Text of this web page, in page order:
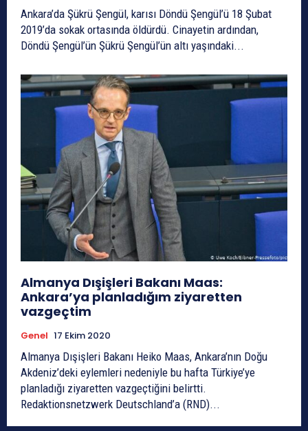
Ankara’da Şükrü Şengül, karısı Döndü Şengül’ü 18 Şubat
2019’da sokak ortasında öldürdü. Cinayetin ardından,
Döndü Şengül’ün Şükrü Şengül’ün altı yaşındaki...
Almanya Dışişleri Bakanı Maas:
Ankara’ya planladığım ziyaretten
vazgeçtim
Genel 17 Ekim 2020
Almanya Dışişleri Bakanı Heiko Maas, Ankara’nın Doğu
Akdeniz’deki eylemleri nedeniyle bu hafta Türkiye’ye
planladığı ziyaretten vazgeçtiğini belirtti.
Redaktionsnetzwerk Deutschland’a (RND)...